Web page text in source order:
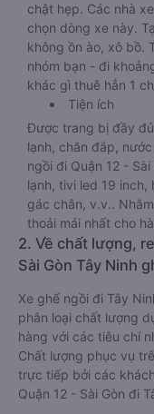
chật hẹp. Các nhà
chọn dòng xe này.
không ồn ào, xô bồ.
nhóm bạn - đi
khác gì thuê hẳn 1
Tiện ích
Được trang bị đầy
lạnh, chăn đắp,
ngồi đi Quận 12 -
lạnh, tivi led 19
gác chân, v.v..
thoải mái nhất cho
2. Về chất lượng,
Sài Gòn Tây Ninh
Xe ghế ngồi đi Tây
phân loại chất lượng
hàng với các tiêu chí
Chất lượng phục vụ
trực tiếp bởi các
Quận 12 - Sài Gòn đi